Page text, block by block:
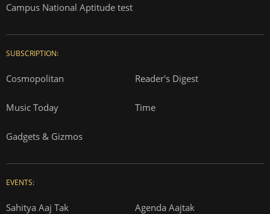
Campus National Aptitude test
SUBSCRIPTION:
Cosmopolitan Reader's Digest
Music Today Time
Gadgets & Gizmos
EVENTS:
Sahitya Aaj Tak Agenda Aajtak